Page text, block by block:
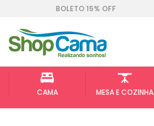
BOLETO 15% OFF
CAMA MESA E COZINHA